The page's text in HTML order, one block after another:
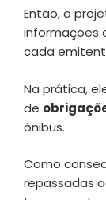
Então, o
informações
cada
Na prática,
de
ônibus.
Como
repassadas